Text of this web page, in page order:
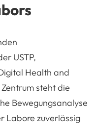
USTP,
Health and
Zentrum steht die
Bewegungsanalyse
Labore zuverlässig